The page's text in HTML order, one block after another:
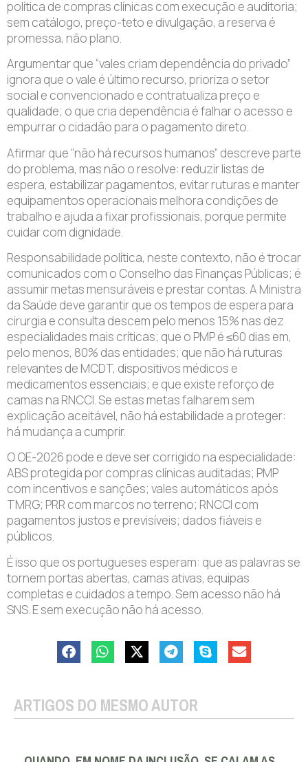
política de compras clínicas com execução e auditoria;
sem catálogo, preço-teto e divulgação, a reserva é
promessa, não plano.
Argumentar que “vales criam dependência do privado”
ignora que o vale é último recurso, prioriza o setor
social e convencionado e contratualiza preço e
qualidade; o que cria dependência é falhar o acesso e
empurrar o cidadão para o pagamento direto.
Afirmar que “não há recursos humanos” descreve parte
do problema, mas não o resolve: reduzir listas de
espera, estabilizar pagamentos, evitar ruturas e manter
equipamentos operacionais melhora condições de
trabalho e ajuda a fixar profissionais, porque permite
cuidar com dignidade.
Responsabilidade política, neste contexto, não é trocar
comunicados com o Conselho das Finanças Públicas; é
assumir metas mensuráveis e prestar contas. A Ministra
da Saúde deve garantir que os tempos de espera para
cirurgia e consulta descem pelo menos 15% nas dez
especialidades mais críticas; que o PMP é ≤60 dias em,
pelo menos, 80% das entidades; que não há ruturas
relevantes de MCDT, dispositivos médicos e
medicamentos essenciais; e que existe reforço de
camas na RNCCI. Se estas metas falharem sem
explicação aceitável, não há estabilidade a proteger:
há mudança a cumprir.
O OE-2026 pode e deve ser corrigido na especialidade:
ABS protegida por compras clínicas auditadas; PMP
com incentivos e sanções; vales automáticos após
TMRG; PRR com marcos no terreno; RNCCI com
pagamentos justos e previsíveis; dados fiáveis e
públicos.
É isso que os portugueses esperam: que as palavras se
tornem portas abertas, camas ativas, equipas
completas e cuidados a tempo. Sem acesso não há
SNS. E sem execução não há acesso.
ARTIGOS DO MESMO AUTOR